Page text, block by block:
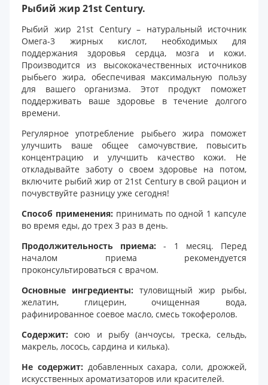
Рыбий жир 21st Century.
Рыбий жир 21st Century – натуральный источник
Омега-3 жирных кислот, необходимых для
поддержания здоровья сердца, мозга и кожи.
Производится из высококачественных источников
рыбьего жира, обеспечивая максимальную пользу
для вашего организма. Этот продукт поможет
поддерживать ваше здоровье в течение долгого
времени.
Регулярное употребление рыбьего жира поможет
улучшить ваше общее самочувствие, повысить
концентрацию и улучшить качество кожи. Не
откладывайте заботу о своем здоровье на потом,
включите рыбий жир от 21st Century в свой рацион и
почувствуйте разницу уже сегодня!
Способ применения: принимать по одной 1 капсуле
во время еды, до трех 3 раз в день.
Продолжительность приема: - 1 месяц. Перед
началом приема рекомендуется
проконсультироваться с врачом.
Основные ингредиенты: туловищный жир рыбы,
желатин, глицерин, очищенная вода,
рафинированное соевое масло, смесь токоферолов.
Содержит: сою и рыбу (анчоусы, треска, сельдь,
макрель, лосось, сардина и килька).
Не содержит: добавленных сахара, соли, дрожжей,
искусственных ароматизаторов или красителей.